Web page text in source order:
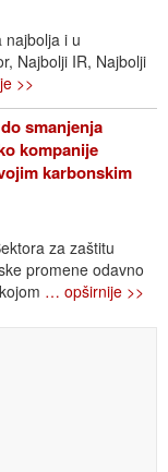
najbolja i u
Najbolji IR, Najbolji
>>
smanjenja
kompanije
karbonskim
za zaštitu
promene odavno
… opširnije >>